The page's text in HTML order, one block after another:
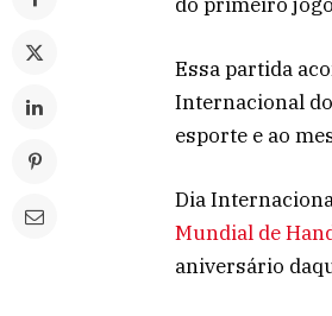
Essa partida
Internacional
esporte e ao
Dia
Mundial de
aniversário